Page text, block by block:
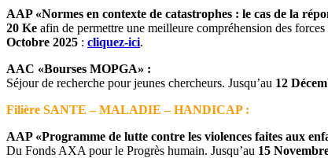
AAP «Normes en contexte de catastrophes : le cas de la
20 Ke afin de permettre une meilleure compréhension des
Octobre 2025 : cliquez-ici.
AAC «Bourses MOPGA» :
Séjour de recherche pour jeunes chercheurs. Jusqu’au 12
Filière SANTE – MALADIE – HANDICAP :
AAP «Programme de lutte contre les violences faites aux
Du Fonds AXA pour le Progrès humain. Jusqu’au 15